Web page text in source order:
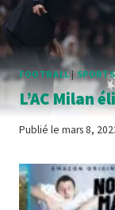
FOOTBALL | SPORTS
L’AC Milan
Publié le mars 8,